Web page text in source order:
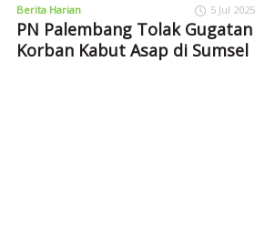
Berita Harian 5 Jul 2025
PN Palembang Tolak Gugatan
Korban Kabut Asap di Sumsel